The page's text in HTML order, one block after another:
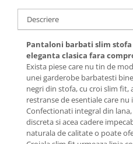
Descriere
Pantaloni barbati slim stofa
eleganta clasica fara
Exista piese care nu tin de
unei garderobe barbatesti
negri din stofa, cu croi slim fit,
restranse de esentiale care
Confectionati integral din
discreta si acea cadere
naturala de calitate o poate